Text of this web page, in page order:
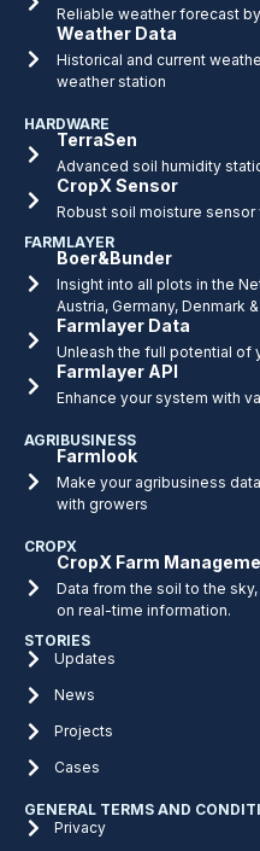
Reliable weather forecast
Weather Data
Historical and current
weather station
HARDWARE
TerraSen
Advanced soil humidity
CropX Sensor
Robust soil moisture
FARMLAYER
Boer&Bunder
Insight into all plots in the
Austria, Germany, Denmark
Farmlayer Data
Unleash the full potential of
Farmlayer API
Enhance your system with
AGRIBUSINESS
Farmlook
Make your agribusiness
with growers
CROPX
CropX Farm
Data from the soil to the
on real-time information.
STORIES
Updates
News
Projects
Cases
GENERAL TERMS AND
Privacy